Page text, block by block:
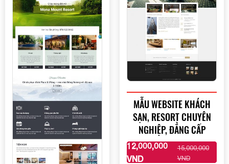
MẪU WEBSITE KHÁCH
SẠN, RESORT CHUYÊN
NGHIỆP, ĐẲNG CẤP
12,000,000
VND
15,000,000
VND
XEM THÊM